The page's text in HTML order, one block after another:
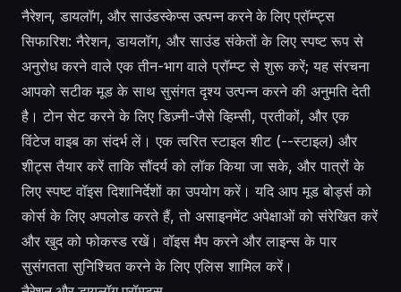
नैरेशन, डायलॉग, और साउंडस्केप्स उत्पन्न करने के लिए प्रॉम्प्ट्स
सिफारिश: नैरेशन, डायलॉग, और साउंड संकेतों के लिए स्पष्ट रूप से
अनुरोध करने वाले एक तीन-भाग वाले प्रॉम्प्ट से शुरू करें; यह संरचना
आपको सटीक मूड के साथ सुसंगत दृश्य उत्पन्न करने की अनुमति देती
है। टोन सेट करने के लिए डिज़्नी-जैसे व्हिम्सी, प्रतीकों, और एक
विंटेज वाइब का संदर्भ लें। एक त्वरित स्टाइल शीट (--स्टाइल) और
शीट्स तैयार करें ताकि सौंदर्य को लॉक किया जा सके, और पात्रों के
लिए स्पष्ट वॉइस दिशानिर्देशों का उपयोग करें। यदि आप मूड बोर्ड्स को
कोर्स के लिए अपलोड करते हैं, तो असाइनमेंट अपेक्षाओं को संरेखित करें
और खुद को फोकस्ड रखें। वॉइस मैप करने और लाइन्स के पार
सुसंगतता सुनिश्चित करने के लिए एलिस शामिल करें।